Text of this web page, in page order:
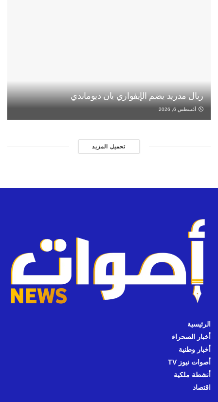
ريال مدريد يضم الإيفواري يان ديوماندي
أغسطس 6, 2026
تحميل المزيد
الرئيسية
أخبار الصحراء
أخبار وطنية
أصوات نيوز TV
أنشطة ملكية
اقتصاد